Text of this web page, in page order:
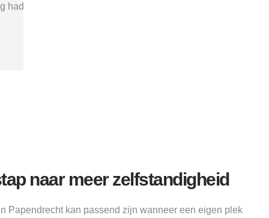
naar meer zelfstandigheid
Papendrecht kan passend zijn wanneer een eigen plek